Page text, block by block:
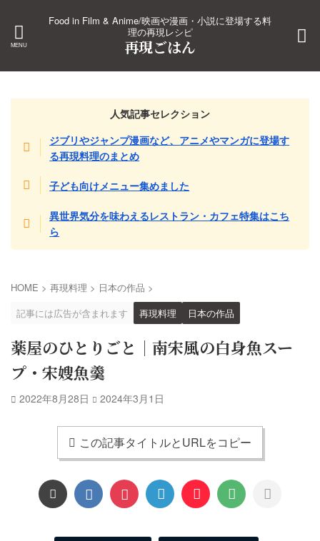
Food in Film & Anime/映画や漫画・小説に登場する料
理の再現レシピ
再現ごはん
人気記事セレクション
ジブリやジャンプ漫画など、アニメやマンガに登場す
る再現料理のまとめ
子ども向けメニュー集めました
異世界気分を味わえるレストラン・カフェ特集はこち
ら
HOME > 再現料理 > 日本の作品 >
記事には広告が含まれます
再現料理 日本の作品
薬屋のひとりごと｜南宋風の白身魚スー
プ・宋嫂魚羹
2022年8月28日 2024年3月1日
この記事タイトルとURLをコピー